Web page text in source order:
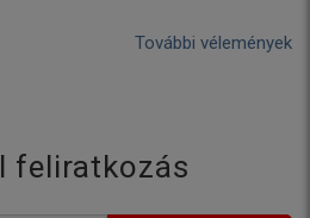
További vélemények
feliratkozás